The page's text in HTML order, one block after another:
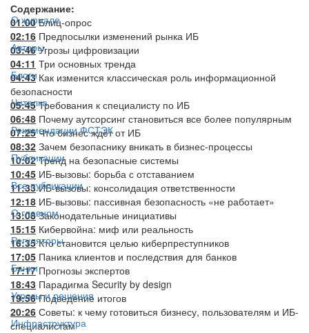
О журнале
Авторы
Блоги
Читалка
Рекомендации ФСТЭК
Публикации
Все публикации
О главном
Регуляторы
Банки
Угрозы и решения
Инфраструктура
Содержание:
01:00Блиц-опрос
02:16 Предпосылки изменений рынка ИБ
03:46Угрозы цифровизации
04:11 Три основных тренда
04:43Как изменится классическая роль информационной
безопасности
05:45Требования к специалисту по ИБ
06:48 Почему аутсорсинг становиться все более популярным
07:25Что бизнес ждёт от ИБ
08:32 Зачем безопаснику вникать в бизнес-процессы
10:02Тренд на безопасные системы
10:45 ИБ-вызовы: борьба с отставанием
11:33ИБ-вызовы: консолидация ответственности
12:18 ИБ-вызовы: пассивная безопасность «не работает»
13:08Законодательные инициативы
15:15 Кибервойна: миф или реальность
16:35Кто становится целью киберпреступников
17:05 Паника клиентов и последствия для банков
17:17Прогнозы экспертов
18:43 Парадигма Security by design
19:56Подведение итогов
20:26 Советы: к чему готовиться бизнесу, пользователям и ИБ-
специалистам